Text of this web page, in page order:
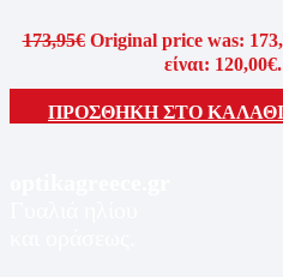
173,95€ Original price was:
είναι: 120,00€.
ΠΡΟΣΘΉΚΗ ΣΤΟ ΚΑΛΆΘΙ